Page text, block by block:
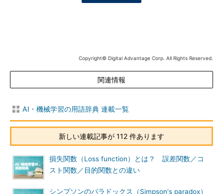
Copyright© Digital Advantage Corp. All Rights Reserved.
関連情報
AI・機械学習の用語辞典 連載一覧
新しい連載記事が 112 件あります
損失関数（Loss function）とは？ 誤差関数／コ
スト関数／目的関数との違い
シンプソンのパラドックス（Simpson's paradox）